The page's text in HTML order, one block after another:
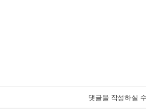
댓글을 작성하실